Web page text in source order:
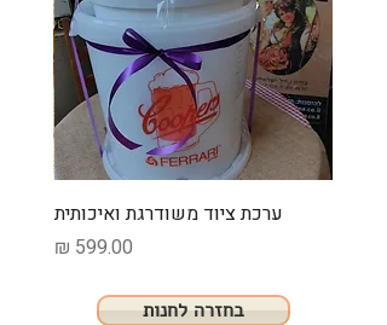
ערכת ציוד משודרגת ואיכותית
מחיר
בחזרה לחנות